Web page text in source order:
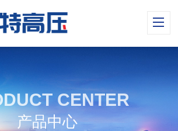
CENTER
产品中心